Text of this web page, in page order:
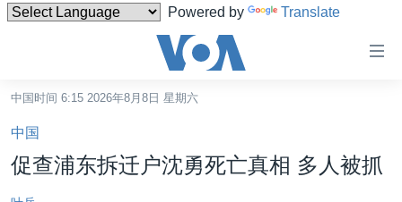
Powered by Translate
碍
链
接
转
中国
中国时间 6:15 2026年8月8日 星期六
中国
促查浦东拆迁户沈勇死亡真相 多人被抓